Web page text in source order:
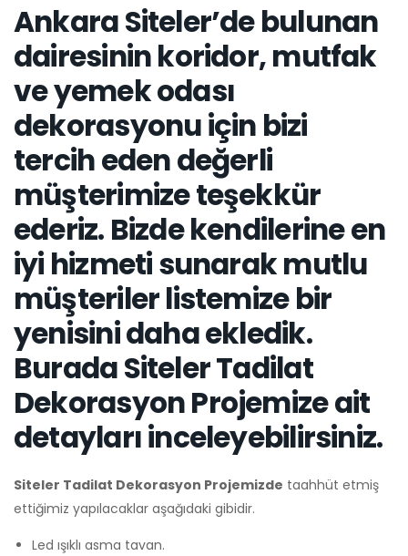
Ankara Siteler’de bulunan
dairesinin koridor, mutfak
ve yemek odası
dekorasyonu için bizi
tercih eden değerli
müşterimize teşekkür
ederiz. Bizde kendilerine en
iyi hizmeti sunarak mutlu
müşteriler listemize bir
yenisini daha ekledik.
Burada Siteler Tadilat
Dekorasyon Projemize ait
detayları inceleyebilirsiniz.
Siteler Tadilat Dekorasyon Projemizde taahhüt etmiş
ettiğimiz yapılacaklar aşağıdaki gibidir.
Led ışıklı asma tavan.